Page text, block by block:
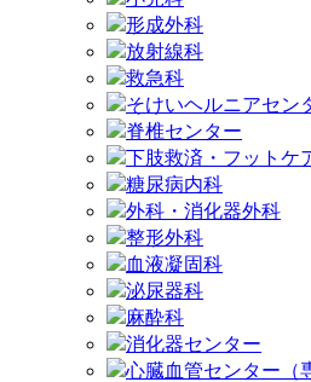
形成外科
放射線科
救急科
そけいヘルニアセン
脊椎センター
下肢救済・フットケ
糖尿病内科
外科・消化器外科
整形外科
血液凝固科
泌尿器科
麻酔科
消化器センター
心臓血管センター（